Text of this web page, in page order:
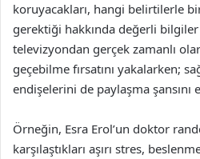
koruyacakları, hangi belirtilerle
gerektiği hakkında değerli
televizyondan gerçek zamanlı
geçebilme fırsatını yakalarken;
endişelerini de paylaşma şansını
Örneğin, Esra Erol’un doktor
karşılaştıkları aşırı stres,